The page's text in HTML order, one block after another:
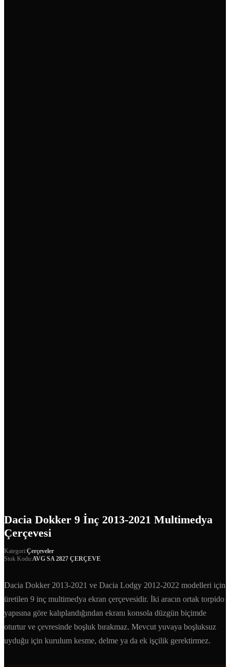
Dacia Dokker 9 İnç 2013-2021 Multimedya
Çerçevesi
Kategori:Çerçeveler
Stok Kodu:AVG SA 2827 ÇERÇEVE
Dacia Dokker 2013-2021 ve Dacia Lodgy 2012-2022 modelleri için
üretilen 9 inç multimedya ekran çerçevesidir. İki aracın ortak torpido
yapısına göre kalıplandığından ekranı konsola düzgün biçimde
oturtur ve çevresinde boşluk bırakmaz. Mevcut yuvaya boşluksuz
uyduğu için kurulum kesme, delme ya da ek işçilik gerektirmez.